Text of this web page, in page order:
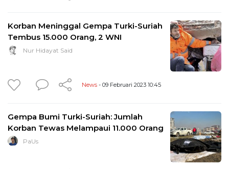
Korban Meninggal Gempa Turki-Suriah
Tembus 15.000 Orang, 2 WNI
Nur Hidayat Said
News - 09 Februari 2023 10:45
Gempa Bumi Turki-Suriah: Jumlah
Korban Tewas Melampaui 11.000 Orang
PaUs